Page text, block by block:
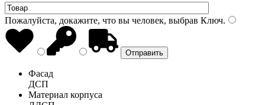
Пожалуйста, докажите, что вы человек, выбрав Ключ.
Фасад
ДСП
Материал корпуса